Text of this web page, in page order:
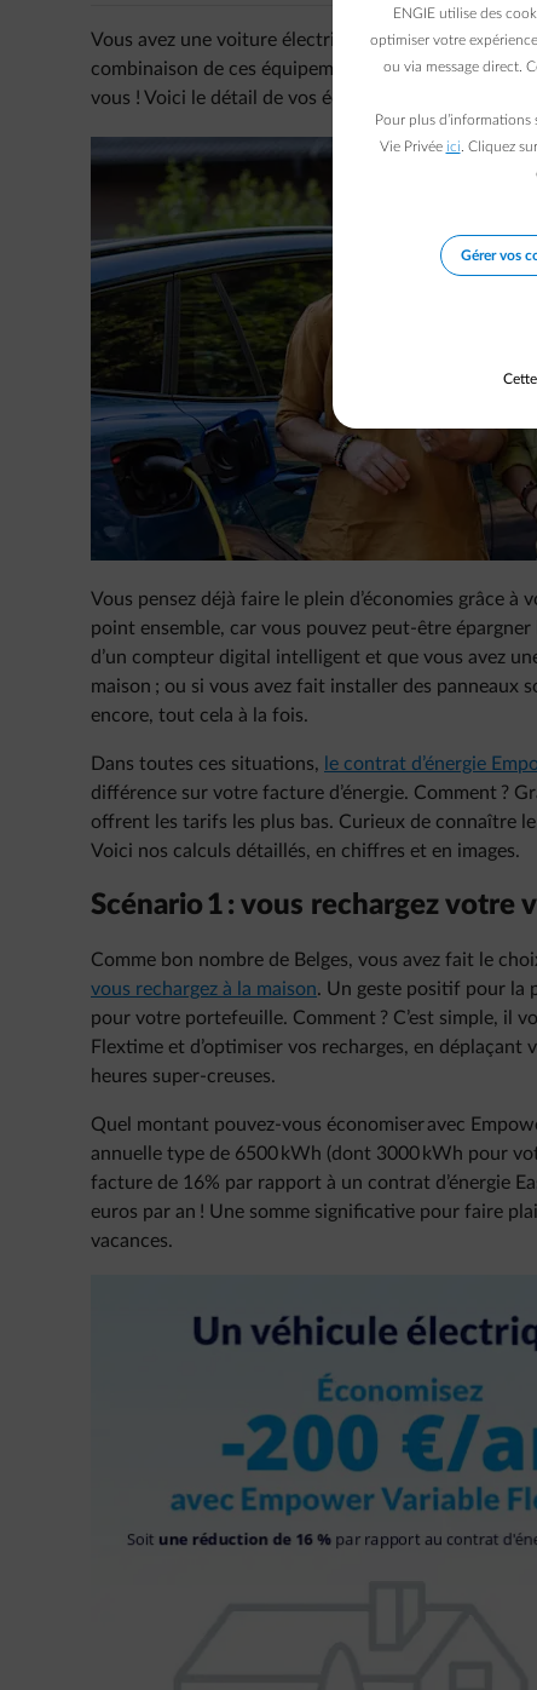
Vous avez une voiture électrique, des panneaux
combinaison de ces équipements ? Alors, le contrat
vous ! Voici le détail de vos économies potentielles,
Vous pensez déjà faire le plein d’économies grâce à
point ensemble, car vous pouvez peut-être épargner
d’un compteur digital intelligent et que vous avez
maison ; ou si vous avez fait installer des panneaux
encore, tout cela à la fois.
Dans toutes ces situations, le contrat d’énergie
différence sur votre facture d’énergie. Comment ?
offrent les tarifs les plus bas. Curieux de connaître
Voici nos calculs détaillés, en chiffres et en images.
Scénario 1 : vous rechargez votre
Comme bon nombre de Belges, vous avez fait le
vous rechargez à la maison. Un geste positif pour la
pour votre portefeuille. Comment ? C’est simple, il
Flextime et d’optimiser vos recharges, en
heures super-creuses.
Quel montant pouvez-vous économiser avec
annuelle type de 6500 kWh (dont 3000 kWh pour
facture de 16% par rapport à un contrat d’énergie
euros par an ! Une somme significative pour faire
vacances.
ENGIE utilise des
optimiser votre
ou via message direct.
Pour plus
Vie Privée ici . Cliquez
Gérer vos